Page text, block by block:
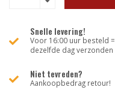
Snelle levering!
Voor 16:00 uur besteld =
dezelfde dag verzonden
Niet tevreden?
Aankoopbedrag retour!